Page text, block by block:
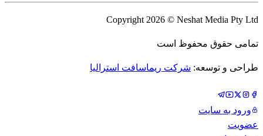
Copyright 2026 © Neshat Media Pty Ltd
تمامی حقوق محفوظ است
طراحی و توسعه: شرکت ریماسافت استرالیا
ورود به سایت
عضویت